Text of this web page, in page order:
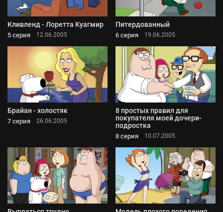
Кливленд - Лоретта Куагмир
5 серия 12.06.2005
Питердованный
6 серия 19.06.2005
Брайан - холостяк
7 серия 26.06.2005
8 простых правил для
покупателя моей дочери-
подростка
8 серия 10.07.2005